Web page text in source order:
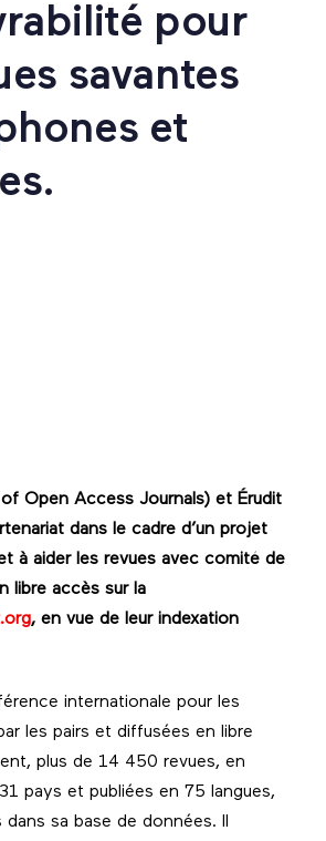
pour
savantes
et
Open Access Journals) et Érudit
dans le cadre d’un projet
à aider les revues avec comité de
libre accès sur la
, en vue de leur indexation
internationale pour les
les pairs et diffusées en libre
plus de 14 450 revues, en
pays et publiées en 75 langues,
sa base de données. Il